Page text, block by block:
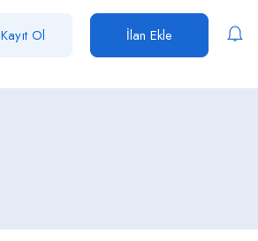
Kayıt Ol İlan Ekle